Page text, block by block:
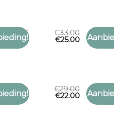
Toevoegen
SHOEBY
shoeby
€33.00
€25.00
SJAAL
sjaal
Toevoegen
SHOEBY
shoeby
€29.00
€22.00
SJAAL
sjaal